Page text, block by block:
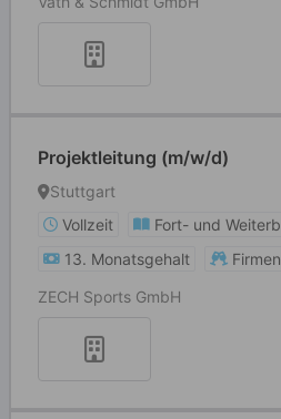
Projektleitung (m/w/d)
Stuttgart
Vollzeit
Fort- und
13. Monatsgehalt
ZECH Sports GmbH